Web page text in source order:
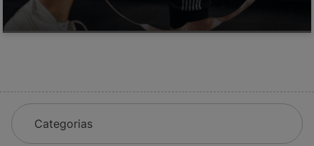
Categorias